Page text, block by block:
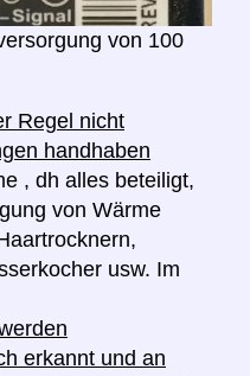
von 100
Regel nicht
handhaben
, dh alles beteiligt,
von Wärme
usw. Im
erkannt und an